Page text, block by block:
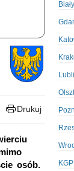
Drukuj
osób.
KGP